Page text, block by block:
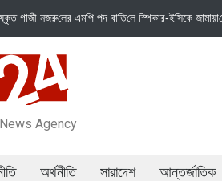
এম‌পি পদ বা‌তি‌লে স্পিকার-ইসিকে জামায়া‌তের চি‌ঠি
Agency
অর্থনীতি সারাদেশ আন্তর্জাতিক